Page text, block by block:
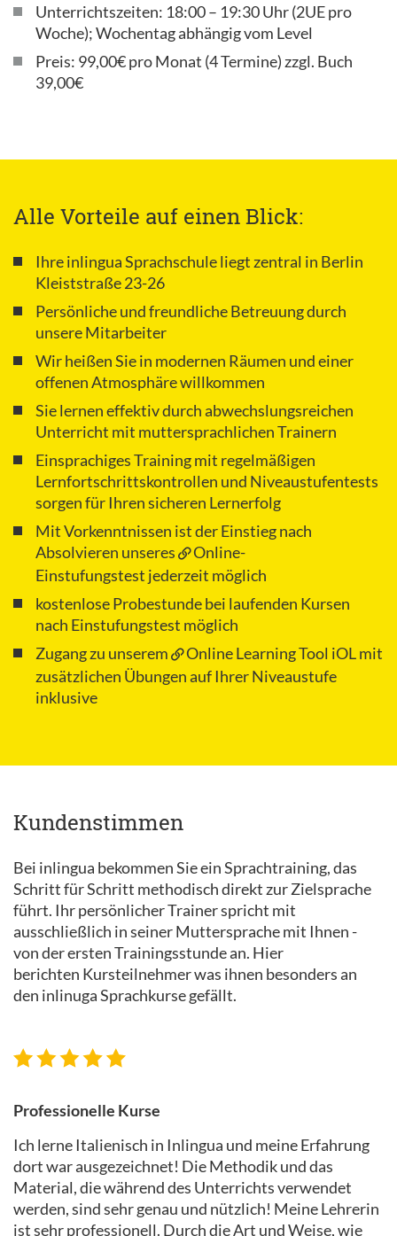
Unterrichtszeiten: 18:00 – 19:30 Uhr (2UE pro
Woche); Wochentag abhängig vom Level
Preis: 99,00€ pro Monat (4 Termine) zzgl. Buch
39,00€
Alle Vorteile auf einen Blick:
Ihre inlingua Sprachschule liegt zentral in Berlin
Kleiststraße 23-26
Persönliche und freundliche Betreuung durch
unsere Mitarbeiter
Wir heißen Sie in modernen Räumen und einer
offenen Atmosphäre willkommen
Sie lernen effektiv durch abwechslungsreichen
Unterricht mit muttersprachlichen Trainern
Einsprachiges Training mit regelmäßigen
Lernfortschrittskontrollen und Niveaustufentests
sorgen für Ihren sicheren Lernerfolg
Mit Vorkenntnissen ist der Einstieg nach
Absolvieren unseres
Online-
Einstufungstest jederzeit möglich
kostenlose Probestunde bei laufenden Kursen
nach Einstufungstest möglich
Zugang zu unserem
Online Learning Tool iOLmit
zusätzlichen Übungen auf Ihrer Niveaustufe
inklusive
Kundenstimmen
Bei inlingua bekommen Sie ein Sprachtraining, das
Schritt für Schritt methodisch direkt zur Zielsprache
führt. Ihr persönlicher Trainer spricht mit
ausschließlich in seiner Muttersprache mit Ihnen -
von der ersten Trainingsstunde an. Hier
berichten Kursteilnehmer was ihnen besonders an
den inlinuga Sprachkurse gefällt.
Professionelle Kurse
Ich lerne Italienisch in Inlingua und meine Erfahrung
dort war ausgezeichnet! Die Methodik und das
Material, die während des Unterrichts verwendet
werden, sind sehr genau und nützlich! Meine Lehrerin
ist sehr professionell. Durch die Art und Weise, wie